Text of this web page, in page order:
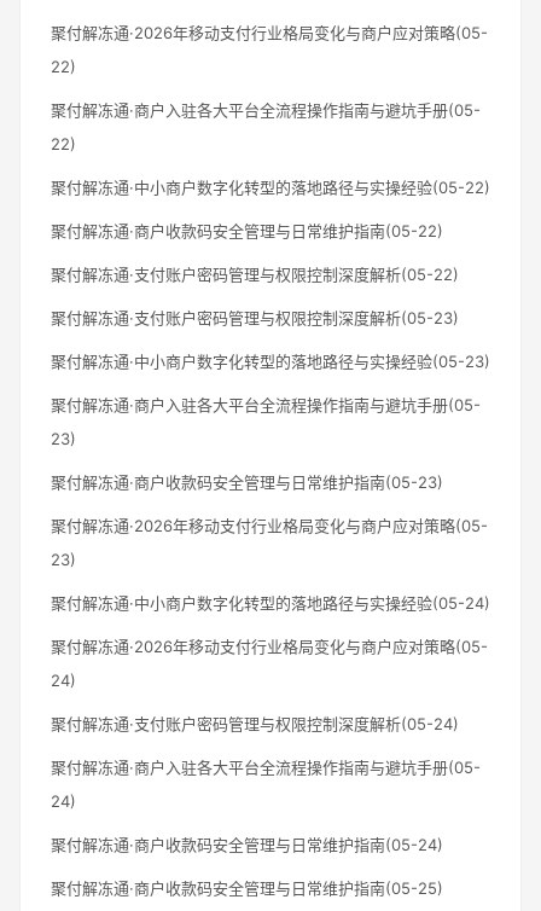
聚付解冻通·2026年移动支付行业格局变化与商户应对策略(05-
22)
聚付解冻通·商户入驻各大平台全流程操作指南与避坑手册(05-
22)
聚付解冻通·中小商户数字化转型的落地路径与实操经验(05-22)
聚付解冻通·商户收款码安全管理与日常维护指南(05-22)
聚付解冻通·支付账户密码管理与权限控制深度解析(05-22)
聚付解冻通·支付账户密码管理与权限控制深度解析(05-23)
聚付解冻通·中小商户数字化转型的落地路径与实操经验(05-23)
聚付解冻通·商户入驻各大平台全流程操作指南与避坑手册(05-
23)
聚付解冻通·商户收款码安全管理与日常维护指南(05-23)
聚付解冻通·2026年移动支付行业格局变化与商户应对策略(05-
23)
聚付解冻通·中小商户数字化转型的落地路径与实操经验(05-24)
聚付解冻通·2026年移动支付行业格局变化与商户应对策略(05-
24)
聚付解冻通·支付账户密码管理与权限控制深度解析(05-24)
聚付解冻通·商户入驻各大平台全流程操作指南与避坑手册(05-
24)
聚付解冻通·商户收款码安全管理与日常维护指南(05-24)
聚付解冻通·商户收款码安全管理与日常维护指南(05-25)